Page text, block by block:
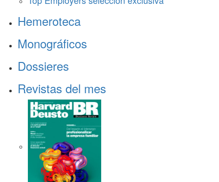
Hemeroteca
Monográficos
Dossieres
Revistas del mes